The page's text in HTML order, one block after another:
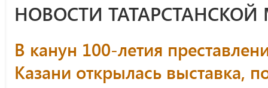
НОВОСТИ
В канун 100-летия
Казани открылась выставка,